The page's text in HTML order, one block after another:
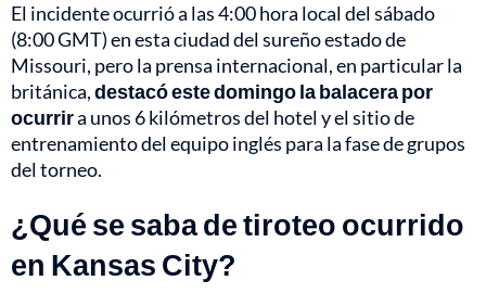
El incidente ocurrió a las 4:00 hora local del sábado
(8:00 GMT) en esta ciudad del sureño estado de
Missouri, pero la prensa internacional, en particular la
británica,destacó este domingo la balacera por
ocurrira unos 6 kilómetros del hotel y el sitio de
entrenamiento del equipo inglés para la fase de grupos
del torneo.
¿Qué se saba de tiroteo ocurrido
en Kansas City?